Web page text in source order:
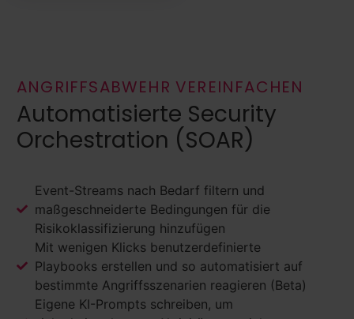
ANGRIFFSABWEHR VEREINFACHEN
Automatisierte Security
Orchestration (SOAR)
Event-Streams nach Bedarf filtern und
maßgeschneiderte Bedingungen für die
Risikoklassifizierung hinzufügen
Mit wenigen Klicks benutzerdefinierte
Playbooks erstellen und so automatisiert auf
bestimmte Angriffsszenarien reagieren (Beta)
Eigene KI-Prompts schreiben, um